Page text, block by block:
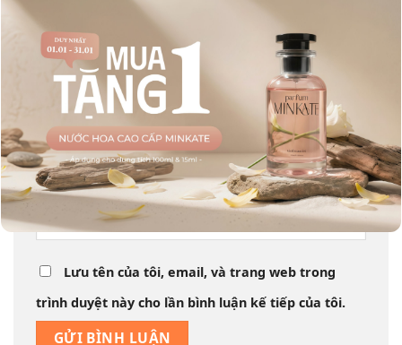
Tên
Email*
Trang web
Lưu tên của tôi, email, và trang web trong
trình duyệt này cho lần bình luận kế tiếp của tôi.